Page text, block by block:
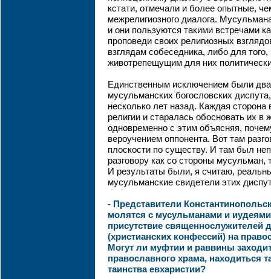
кстати, отмечали и более опытные,
межрелигиозного диалога.
и они пользуются такими встречами
проповеди своих религиозных
взглядам собеседника, либо для
животрепещущим для них
Единственным исключением были
мусульманских богословских
несколько лет назад. Каждая
религии и старалась обосновать их в
одновременно с этим объясняя,
вероучением оппонента. Вот там
плоскости по существу. И там был
разговору как со стороны мусульман,
И результаты были, я считаю,
мусульманские свидетели этих
- Представители
молятся с мусульманами и
присутствие священнослужителей
(христианских конфессий) на
Могут ли муфтии и раввины
православного храма, находиться
таинства евхаристии?